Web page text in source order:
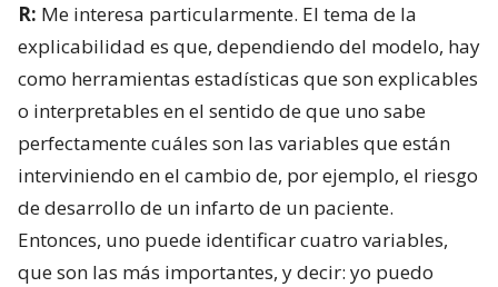
R: Me interesa particularmente. El tema de la
explicabilidad es que, dependiendo del modelo, hay
como herramientas estadísticas que son explicables
o interpretables en el sentido de que uno sabe
perfectamente cuáles son las variables que están
interviniendo en el cambio de, por ejemplo, el riesgo
de desarrollo de un infarto de un paciente.
Entonces, uno puede identificar cuatro variables,
que son las más importantes, y decir: yo puedo